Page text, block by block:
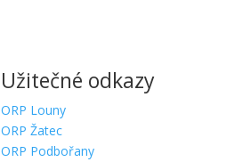
Užitečné odkazy
ORP Louny
ORP Žatec
ORP Podbořany